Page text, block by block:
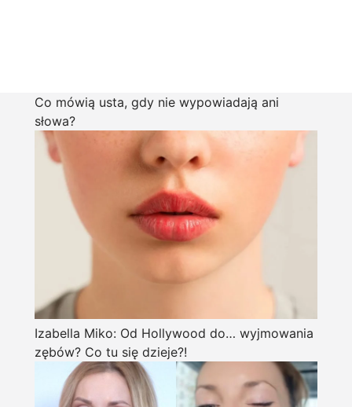
Co mówią usta, gdy nie wypowiadają ani
słowa?
Izabella Miko: Od Hollywood do… wyjmowania
zębów? Co tu się dzieje?!